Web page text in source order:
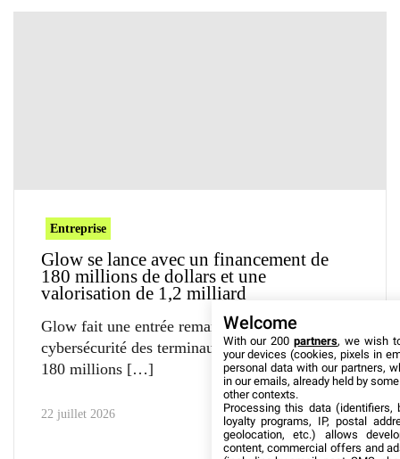
Entreprise
Glow se lance avec un financement de
180 millions de dollars et une
valorisation de 1,2 milliard
Glow fait une entrée remarquée dans la
cybersécurité des terminaux. La start-up sécurise
180 millions
22 juillet 2026
Welcome
With our 200partners, we wish
your devices (cookies, pixels in
personal data with our partners,
in our emails, already held by
other contexts.
Processing this data (identifiers,
loyalty programs, IP, postal
geolocation, etc.) allows
content, commercial offers and